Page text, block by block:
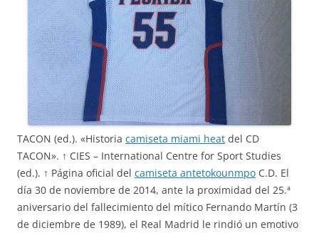
TACON (ed.). «Historia camiseta miami heat del CD
TACON». ↑ CIES – International Centre for Sport Studies
(ed.). ↑ Página oficial del camiseta antetokounmpo C.D. El
día 30 de noviembre de 2014, ante la proximidad del 25.ª
aniversario del fallecimiento del mítico Fernando Martín (3
de diciembre de 1989), el Real Madrid le rindió un emotivo